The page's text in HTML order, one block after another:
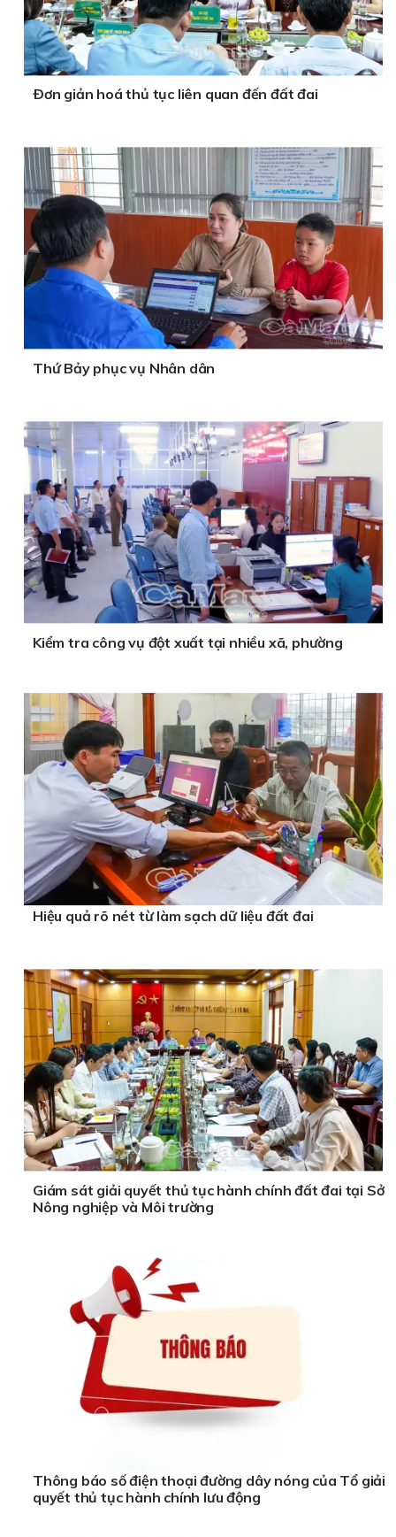
Ðơn giản hoá thủ tục liên quan đến đất đai
Thứ Bảy phục vụ Nhân dân
Kiểm tra công vụ đột xuất tại nhiều xã, phường
Hiệu quả rõ nét từ làm sạch dữ liệu đất đai
Giám sát giải quyết thủ tục hành chính đất đai tại Sở
Nông nghiệp và Môi trường
Thông báo số điện thoại đường dây nóng của Tổ giải
quyết thủ tục hành chính lưu động